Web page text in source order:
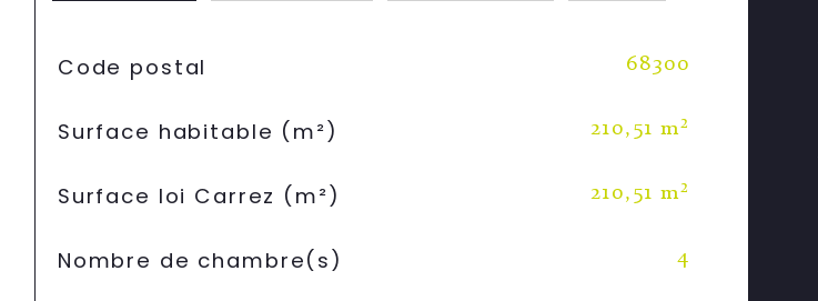
TRAD_SIROCCO_Caracteristique
Code postal 68300
Surface habitable (m²) 210,51 m²
Surface loi Carrez (m²) 210,51 m²
Nombre de chambre(s) 4